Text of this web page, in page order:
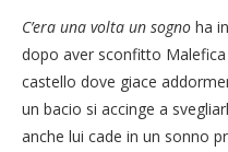
C’era una volta un sogno ha
dopo aver sconfitto
castello dove giace
un bacio si accinge a
anche lui cade in un sonno